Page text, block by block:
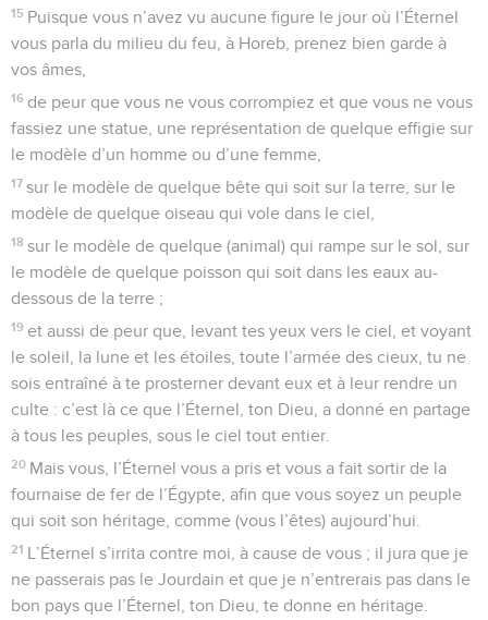
15 Puisque vous n’avez vu aucune figure le jour où l’Éternel
vous parla du milieu du feu, à Horeb, prenez bien garde à
vos âmes,
16 de peur que vous ne vous corrompiez et que vous ne vous
fassiez une statue, une représentation de quelque effigie sur
le modèle d’un homme ou d’une femme,
17 sur le modèle de quelque bête qui soit sur la terre, sur le
modèle de quelque oiseau qui vole dans le ciel,
18 sur le modèle de quelque (animal) qui rampe sur le sol, sur
le modèle de quelque poisson qui soit dans les eaux au-
dessous de la terre ;
19 et aussi de peur que, levant tes yeux vers le ciel, et voyant
le soleil, la lune et les étoiles, toute l’armée des cieux, tu ne
sois entraîné à te prosterner devant eux et à leur rendre un
culte : c’est là ce que l’Éternel, ton Dieu, a donné en partage
à tous les peuples, sous le ciel tout entier.
20 Mais vous, l’Éternel vous a pris et vous a fait sortir de la
fournaise de fer de l’Égypte, afin que vous soyez un peuple
qui soit son héritage, comme (vous l’êtes) aujourd’hui.
21 L’Éternel s’irrita contre moi, à cause de vous ; il jura que je
ne passerais pas le Jourdain et que je n’entrerais pas dans le
bon pays que l’Éternel, ton Dieu, te donne en héritage.